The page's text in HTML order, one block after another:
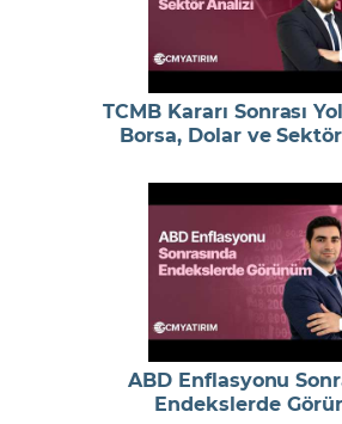
TCMB Kararı Sonrası
Borsa, Dolar ve
ABD Enflasyonu
Endekslerde